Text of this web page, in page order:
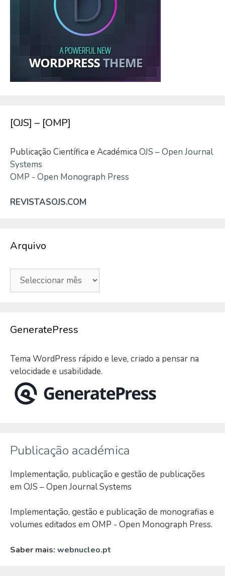
[OJS] – [OMP]
Publicação Científica e Académica OJS – Open Journal
Systems
OMP - Open Monograph Press
REVISTASOJS.COM
Arquivo
Arquivo
GeneratePress
Tema WordPress rápido e leve, criado a pensar na
velocidade e usabilidade.
Publicação académica
Implementação, publicação e gestão de publicações
em OJS – Open Journal Systems
Implementação, gestão e publicação de monografias e
volumes editados em OMP - Open Monograph Press.
Saber mais: webnucleo.pt